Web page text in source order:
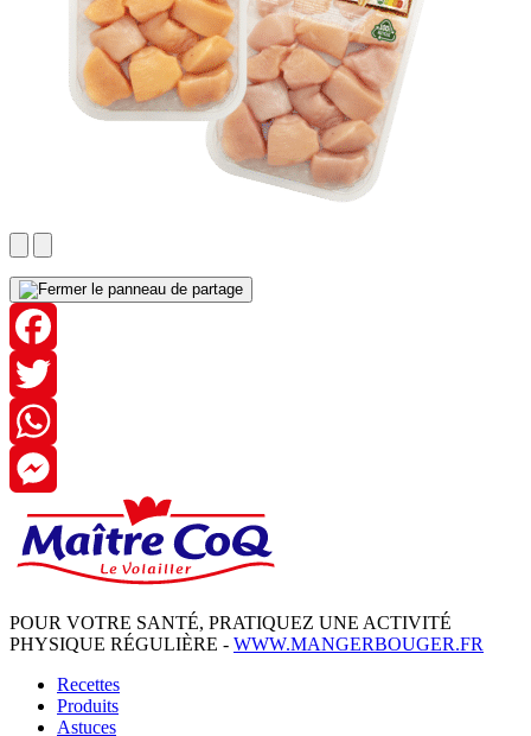
Facebook
Twitter
WhatsApp
Messenger
POUR VOTRE SANTÉ, PRATIQUEZ UNE ACTIVITÉ
PHYSIQUE RÉGULIÈRE - WWW.MANGERBOUGER.FR
Recettes
Produits
Astuces